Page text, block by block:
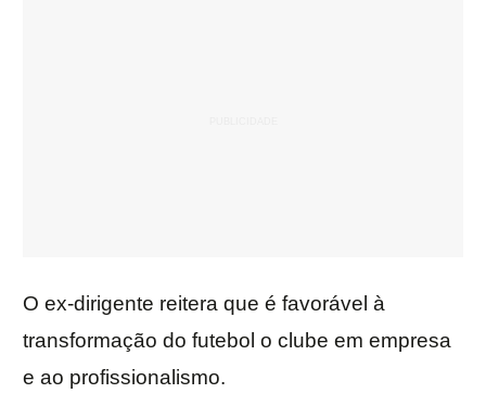
O ex-dirigente reitera que é favorável à
transformação do futebol o clube em empresa
e ao profissionalismo.